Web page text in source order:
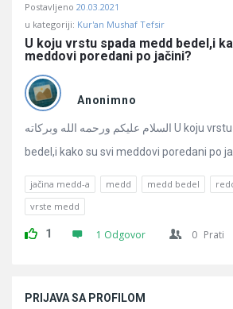
Učene
Latest
Pitanja
Postavljeno 20.03.2021
u kategoriji: Kur'an Mushaf Tefsir
U koju vrstu spada medd bedel,i
meddovi poredani po jačini?
Anonimno
السلام عليكم ورحمه الله وبركاته U koju vrstu spada medd
bedel,i kako su svi meddovi poredani po
jačina medd-a medd medd bedel
vrste medd
1 1 Odgovor 0 Prati
PRIJAVA SA PROFILOM